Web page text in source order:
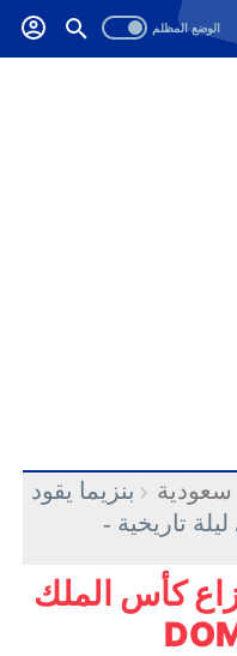
بنزيما يقود
تاريخية -
كأس الملك